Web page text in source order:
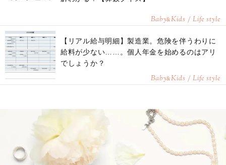
Baby&Kids / Life style
【リアル給与明細】製造業。危険を伴うわりに
給料が少ない……。個人年金を始めるのはアリ
でしょうか？
Baby&Kids / Life style